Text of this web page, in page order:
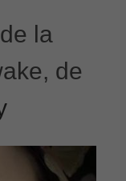
la
de